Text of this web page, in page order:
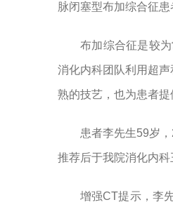
脉闭塞型布加综合征
布加综合征是较
消化内科团队利用超
熟的技艺，也为患者提
患者李先生59岁
推荐后于我院消化内科
增强CT提示，李